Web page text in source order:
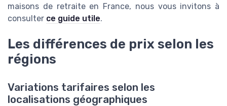
maisons de retraite en France, nous vous invitons à
consulter ce guide utile.
Les différences de prix selon les
régions
Variations tarifaires selon les
localisations géographiques